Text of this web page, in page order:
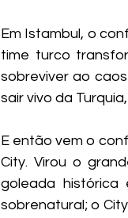
Em Istambul, o
time turco
sobreviver ao
sair vivo da
E então vem o
City. Virou o
goleada histórica
sobrenatural; o